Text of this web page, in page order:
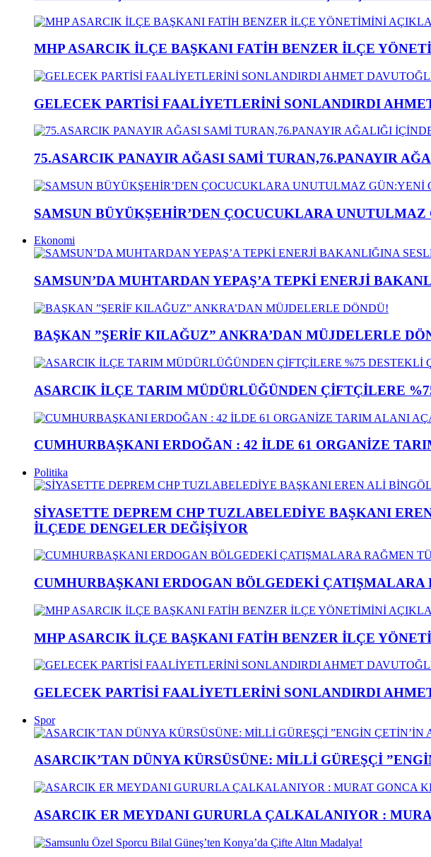
MHP ASARCIK İLÇE BAŞKANI FATİH BENZER İLÇE
GELECEK PARTİSİ FAALİYETLERİNİ SONLANDIRDI
75.ASARCIK PANAYIR AĞASI SAMİ TURAN,76.PANAYIR
SAMSUN BÜYÜKŞEHİR’DEN ÇOCUCUKLARA
Ekonomi
SAMSUN’DA MUHTARDAN YEPAŞ’A TEPKİ ENERJİ
BAŞKAN ”ŞERİF KILAĞUZ” ANKRA’DAN MÜJDELERLE
ASARCIK İLÇE TARIM MÜDÜRLÜĞÜNDEN ÇİFTÇİLERE
CUMHURBAŞKANI ERDOĞAN : 42 İLDE 61 ORGANİZE
Politika
SİYASETTE DEPREM CHP TUZLABELEDİYE BAŞKANI
İLÇEDE DENGELER DEĞİŞİYOR
CUMHURBAŞKANI ERDOGAN BÖLGEDEKİ
MHP ASARCIK İLÇE BAŞKANI FATİH BENZER İLÇE
GELECEK PARTİSİ FAALİYETLERİNİ SONLANDIRDI
Spor
ASARCIK’TAN DÜNYA KÜRSÜSÜNE: MİLLİ GÜREŞÇİ
ASARCIK ER MEYDANI GURURLA ÇALKALANIYOR :